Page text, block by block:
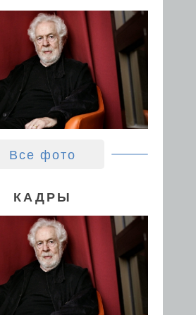
Все фото
КАДРЫ